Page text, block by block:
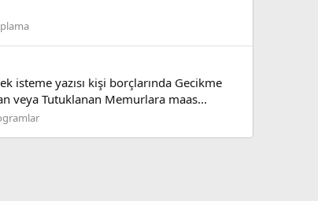
isteme yazısı kişi borçlarında Gecikme
veya Tutuklanan Memurlara maas...